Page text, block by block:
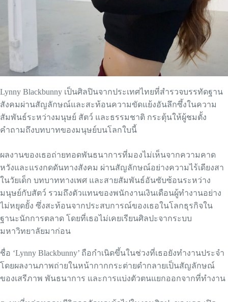
Lynny Blackbunny เป็นศิลปินจากประเทศไทยที่สำรวจบรรทัดฐาน
สังคมผ่านสัญลักษณ์และสะท้อนความขัดแย้งอันลึกซึ้งในความ
สัมพันธ์ระหว่างมนุษย์ สัตว์ และธรรมชาติ กระตุ้นให้ผู้ชมตั้ง
คำถามถึงบทบาทของมนุษย์บนโลกใบนี้
ผลงานของเธอถ่ายทอดพันธนาการที่มองไม่เห็นจากความคาด
หวังและแรงกดดันทางสังคม ผ่านสัญลักษณ์อย่างความไร้เดียงสา
ในวัยเด็ก บทบาททางเพศ และสายสัมพันธ์อันซับซ้อนระหว่าง
มนุษย์กับสัตว์ รวมถึงตัวแทนของพนักงานเงินเดือนผู้ทำงานอย่าง
ไม่หยุดยั้ง ซึ่งสะท้อนจากประสบการณ์ของเธอในโลกธุรกิจใน
ฐานะนักการตลาด โดยที่เธอไม่เคยเรียนศิลปะจากระบบ
มหาวิทยาลัยมาก่อน
ชื่อ ‘Lynny Blackbunny’ ถือกำเนิดขึ้นในช่วงที่เธอยังทำงานประจำ
โดยผลงานภาพถ่ายในหน้ากากกระต่ายดำกลายเป็นสัญลักษณ์
ของเสรีภาพ พันธนาการ และการแบ่งตัวตนแยกออกจากที่ทำงาน